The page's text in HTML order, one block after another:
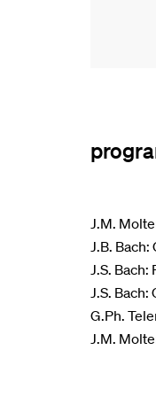
J.M.
J.B.
J.S.
J.S.
G.Ph.
J.M.